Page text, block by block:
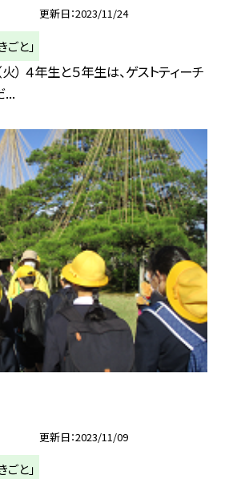
更新日 2023/11/24
と」
） ４年生と５年生は、ゲストティーチ
...
更新日 2023/11/09
と」